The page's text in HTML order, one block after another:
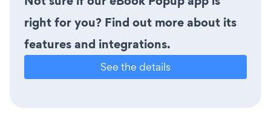
right for you? Find out more about its
features and integrations.
See the details